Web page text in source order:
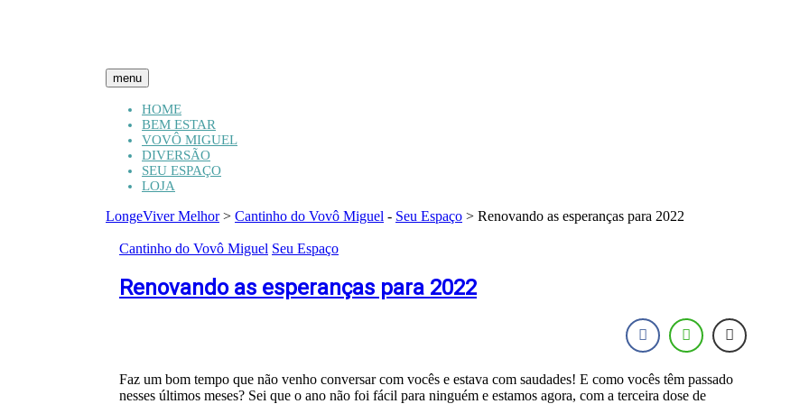
menu
HOME
BEM ESTAR
VOVÔ MIGUEL
DIVERSÃO
SEU ESPAÇO
LOJA
LongeViver Melhor> Cantinho do Vovô Miguel - Seu Espaço > Renovando as esperanças para 2022
Cantinho do Vovô Miguel Seu Espaço
Renovando as esperanças para 2022
Faz um bom tempo que não venho conversar com vocês e estava com saudades! E como vocês têm passado
nesses últimos meses? Sei que o ano não foi fácil para ninguém e estamos agora, com a terceira dose de